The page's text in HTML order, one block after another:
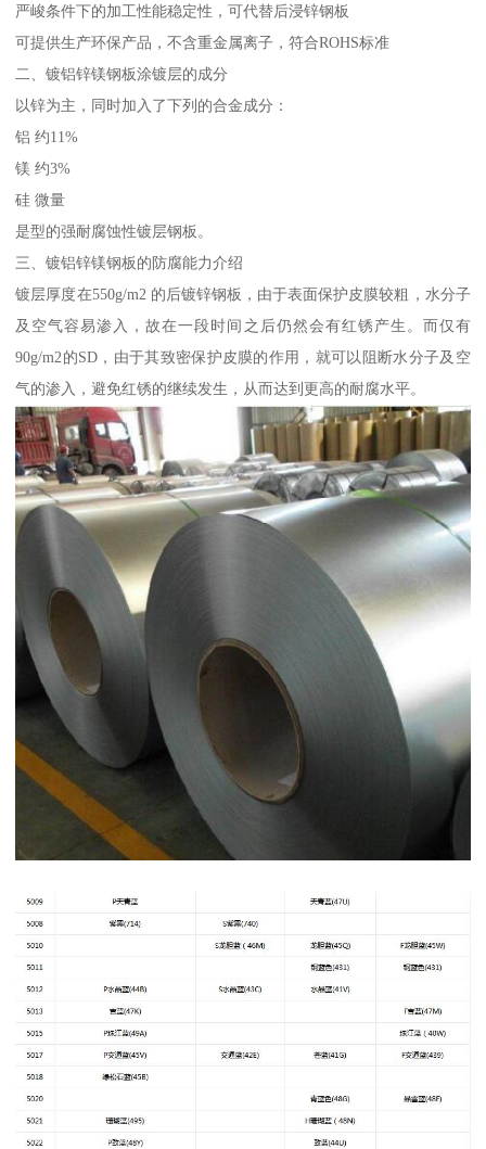
严峻条件下的加工性能稳定性，可代替后浸锌钢板
可提供生产环保产品，不含重金属离子，符合ROHS标准
二、镀铝锌镁钢板涂镀层的成分
以锌为主，同时加入了下列的合金成分：
铝 约11%
镁 约3%
硅 微量
是型的强耐腐蚀性镀层钢板。
三、镀铝锌镁钢板的防腐能力介绍
镀层厚度在550g/m2 的后镀锌钢板，由于表面保护皮膜较粗，水分子
及空气容易渗入，故在一段时间之后仍然会有红锈产生。而仅有
90g/m2的SD，由于其致密保护皮膜的作用，就可以阻断水分子及空
气的渗入，避免红锈的继续发生，从而达到更高的耐腐水平。